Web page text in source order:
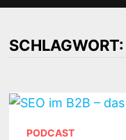
SCHLAGWORT:
PODCAST